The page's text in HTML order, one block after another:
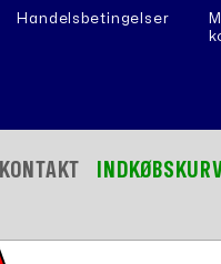
Handelsbetingelser
KONTAKT